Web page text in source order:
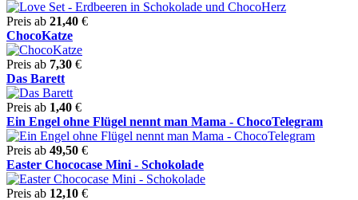
Preis ab 21,40 €
ChocoKatze
Preis ab 7,30 €
Das Barett
Preis ab 1,40 €
Ein Engel ohne Flügel nennt man Mama - ChocoTelegram
Preis ab 49,50 €
Easter Chococase Mini - Schokolade
Preis ab 12,10 €